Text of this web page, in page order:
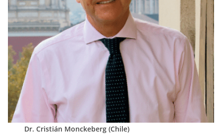
Dr. Cristián Monckeberg (Chile)